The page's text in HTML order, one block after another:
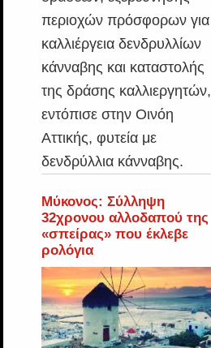
περιοχών πρόσφορων για
καλλιέργεια δενδρυλλίων
κάνναβης και καταστολής
της δράσης καλλιεργητών,
εντόπισε στην Οινόη
Αττικής, φυτεία με
δενδρύλλια κάνναβης.
Μύκονος: Σύλληψη
32χρονου αλλοδαπού της
«σπείρας» που έκλεβε
ρολόγια